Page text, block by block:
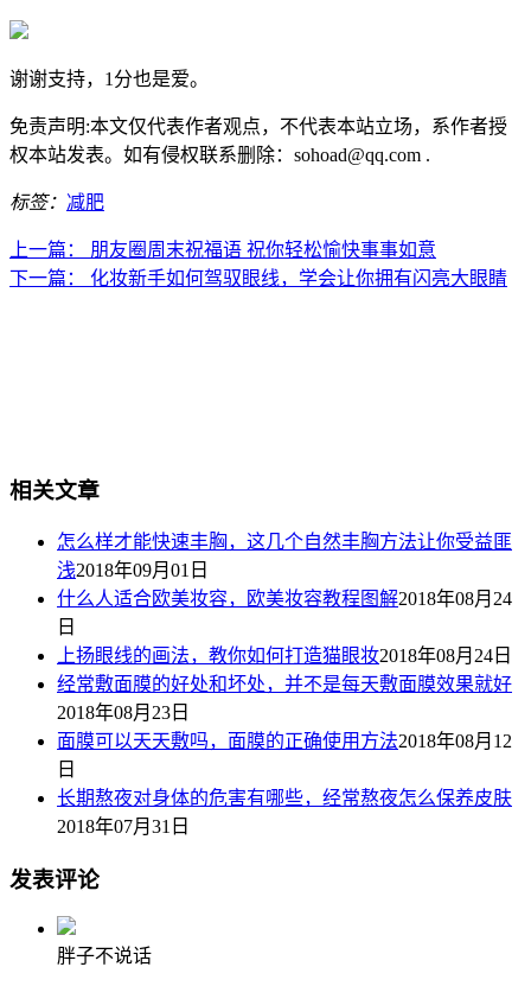
谢谢支持，1分也是爱。
免责声明:本文仅代表作者观点，不代表本站立场，系作者授
权本站发表。如有侵权联系删除：sohoad@qq.com .
标签： 减肥
上一篇：
朋友圈周末祝福语 祝你轻松愉快事事如意
下一篇：
化妆新手如何驾驭眼线，学会让你拥有闪亮大眼睛
相关文章
怎么样才能快速丰胸，这几个自然丰胸方法让你受益匪
浅2018年09月01日
什么人适合欧美妆容，欧美妆容教程图解2018年08月24
日
上扬眼线的画法，教你如何打造猫眼妆2018年08月24日
经常敷面膜的好处和坏处，并不是每天敷面膜效果就好
2018年08月23日
面膜可以天天敷吗，面膜的正确使用方法2018年08月12
日
长期熬夜对身体的危害有哪些，经常熬夜怎么保养皮肤
2018年07月31日
发表评论
胖子不说话